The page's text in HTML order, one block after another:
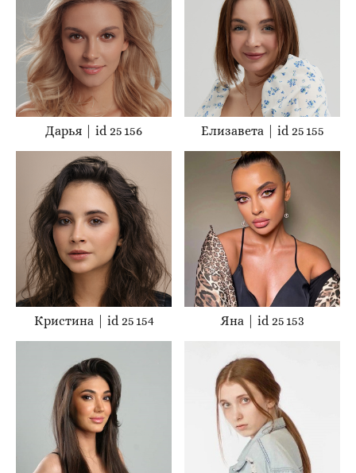
Дарья | id 25 156 Елизавета | id 25 155
Кристина | id 25 154 Яна | id 25 153